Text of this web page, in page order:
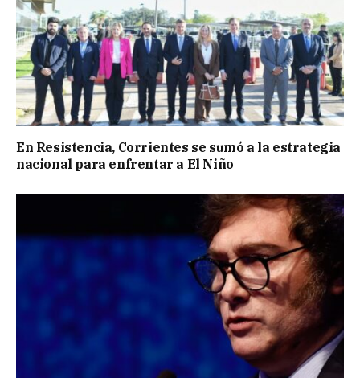
En Resistencia, Corrientes se sumó a la estrategia
nacional para enfrentar a El Niño